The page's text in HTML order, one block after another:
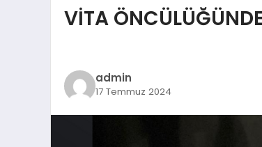
VİTA
admin
17 Temmuz 2024